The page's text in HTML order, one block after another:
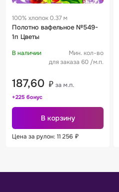
100% хлопок 0.37 м
Полотно вафельное №549-
1п Цветы
В наличии
Мин. кол-во
для заказа 60 /м.п.
187,60 ₽ за м.п.
+225 бонус
В корзину
Цена за рулон: 11 256 ₽